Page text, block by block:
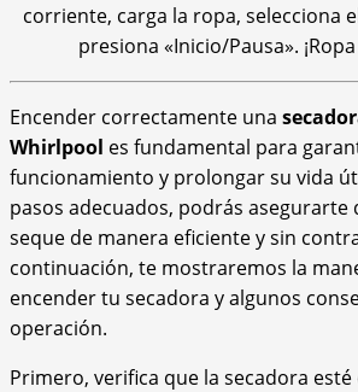
corriente, carga la ropa, selecciona
presiona «Inicio/Pausa».
Encender correctamente una
Whirlpool es fundamental para
funcionamiento y prolongar su vida
pasos adecuados, podrás asegurarte
seque de manera eficiente y sin
continuación, te mostraremos la
encender tu secadora y algunos
operación.
Primero, verifica que la secadora